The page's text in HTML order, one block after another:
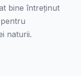
bine întreținut
naturii.